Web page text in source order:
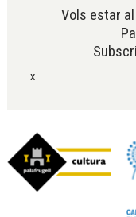
Vols estar
x